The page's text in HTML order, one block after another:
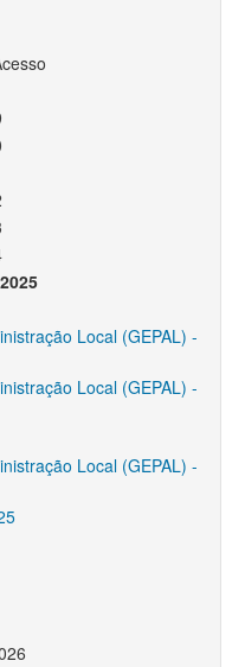
Local (GEPAL) -
Local (GEPAL) -
Local (GEPAL) -